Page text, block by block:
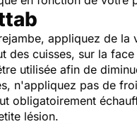
appliquez de
des cuisses, sur la face
utilisée afin de
n'appliquez pas de
obligatoirement
lésion.